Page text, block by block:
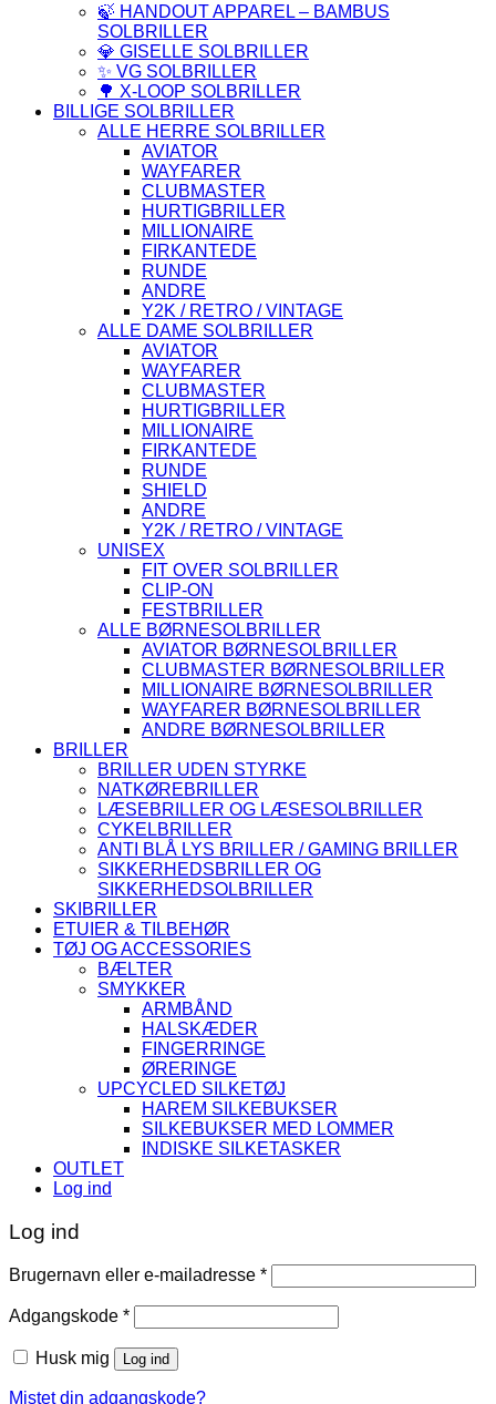
🍃 HANDOUT APPAREL – BAMBUS
SOLBRILLER
💎 GISELLE SOLBRILLER
✨ VG SOLBRILLER
🌳 X-LOOP SOLBRILLER
BILLIGE SOLBRILLER
ALLE HERRE SOLBRILLER
AVIATOR
WAYFARER
CLUBMASTER
HURTIGBRILLER
MILLIONAIRE
FIRKANTEDE
RUNDE
ANDRE
Y2K / RETRO / VINTAGE
ALLE DAME SOLBRILLER
AVIATOR
WAYFARER
CLUBMASTER
HURTIGBRILLER
MILLIONAIRE
FIRKANTEDE
RUNDE
SHIELD
ANDRE
Y2K / RETRO / VINTAGE
UNISEX
FIT OVER SOLBRILLER
CLIP-ON
FESTBRILLER
ALLE BØRNESOLBRILLER
AVIATOR BØRNESOLBRILLER
CLUBMASTER BØRNESOLBRILLER
MILLIONAIRE BØRNESOLBRILLER
WAYFARER BØRNESOLBRILLER
ANDRE BØRNESOLBRILLER
BRILLER
BRILLER UDEN STYRKE
NATKØREBRILLER
LÆSEBRILLER OG LÆSESOLBRILLER
CYKELBRILLER
ANTI BLÅ LYS BRILLER / GAMING BRILLER
SIKKERHEDSBRILLER OG
SIKKERHEDSOLBRILLER
SKIBRILLER
ETUIER & TILBEHØR
TØJ OG ACCESSORIES
BÆLTER
SMYKKER
ARMBÅND
HALSKÆDER
FINGERRINGE
ØRERINGE
UPCYCLED SILKETØJ
HAREM SILKEBUKSER
SILKEBUKSER MED LOMMER
INDISKE SILKETASKER
OUTLET
Log ind
Log ind
Brugernavn eller e-mailadresse *Påkrævet
Adgangskode *Påkrævet
Husk mig Log ind
Mistet din adgangskode?